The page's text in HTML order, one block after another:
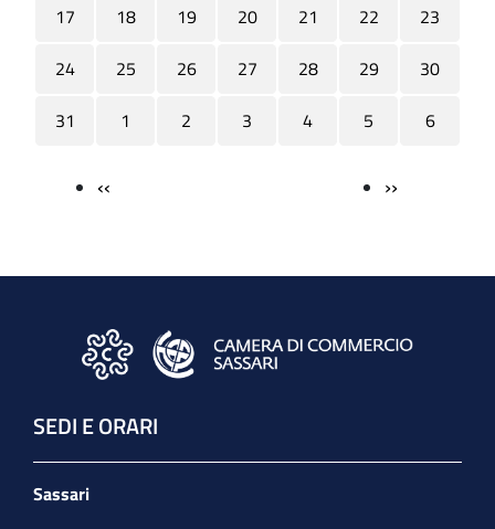
17
18 19 20 21 22
23
24
25 26 27 28 29
30
31
1 2 3 4 5 6
Paginazione
‹‹ ››
SEDI E ORARI
Sassari